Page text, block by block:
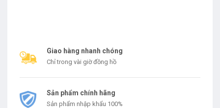
Giao hàng nhanh chóng
Chỉ trong vài giờ đồng hồ
Sản phẩm chính hãng
Sản phẩm nhập khẩu 100%